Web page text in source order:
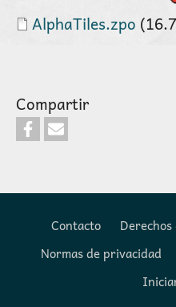
Documento
AlphaTiles.zpo
Compartir
Contacto
Normas de privacidad